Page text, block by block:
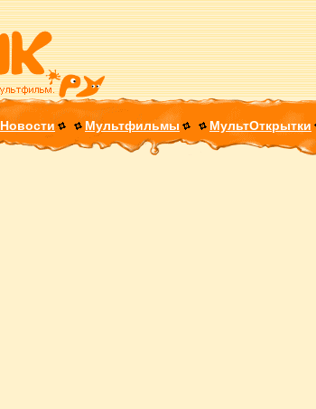
Новости Мультфильмы МультОткрытки